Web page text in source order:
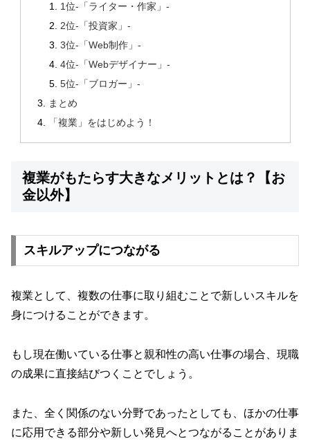
1位-「ライター・作家」-
2位-「投資家」-
3位-「Web制作」-
4位-「Webデザイナー」-
5位-「ブロガー」-
まとめ
「複業」をはじめよう！
複業がもたらす大きなメリットとは？【お
金以外】
スキルアップにつながる
複業として、複数の仕事に取り組むことで新しいスキルを
身につけることができます。
もし現在働いている仕事と親和性の高い仕事の場合、現職
の成果に直接結びつくことでしょう。
また、全く関係のない分野であったとしても、ほかの仕事
に応用できる部分や新しい発見へとつながることがありま